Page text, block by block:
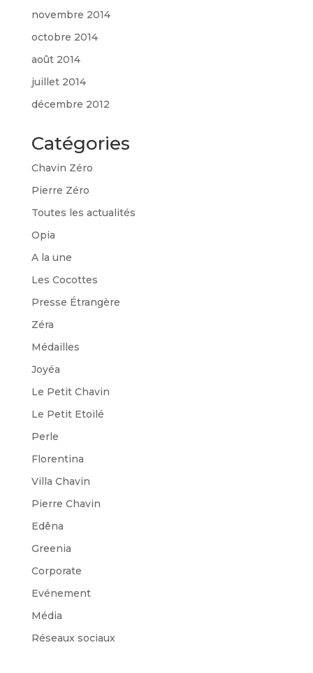
novembre 2014
octobre 2014
août 2014
juillet 2014
décembre 2012
Catégories
Chavin Zéro
Pierre Zéro
Toutes les actualités
Opia
A la une
Les Cocottes
Presse Étrangère
Zéra
Médailles
Joyéa
Le Petit Chavin
Le Petit Etoilé
Perle
Florentina
Villa Chavin
Pierre Chavin
Edêna
Greenia
Corporate
Evénement
Média
Réseaux sociaux